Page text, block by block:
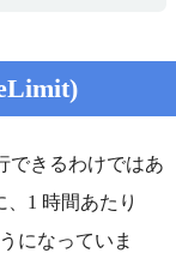
できるわけではあ
1 時間あたり
になっていま